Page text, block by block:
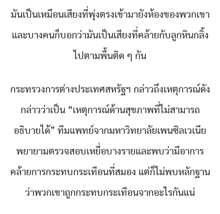
มันเป็นเหมือนเสียงที่พุ่งตรงเข้ามายังห้องของพวกเขา
และบางคนก็บอกว่ามันเป็นเสียงที่คล้ายกับลูกหินกลิ้ง
ไปตามพื้นติด ๆ กัน
กระทรวงการต่างประเทศสหรัฐฯ กล่าวถึงเหตุการณ์ดัง
กล่าวว่าเป็น “เหตุการณ์ด้านสุขภาพที่ไม่สามารถ
อธิบายได้” ทีมแพทย์จากมหาวิทยาลัยเพนซิลเวเนีย
พยายามตรวจสอบเหยื่อบางรายและพบว่ามีอาการ
คล้ายการกระทบกระเทือนที่สมอง แต่ก็ไม่พบหลักฐาน
ว่าพวกเขาถูกกระทบกระเทือนจากอะไรกันแน่